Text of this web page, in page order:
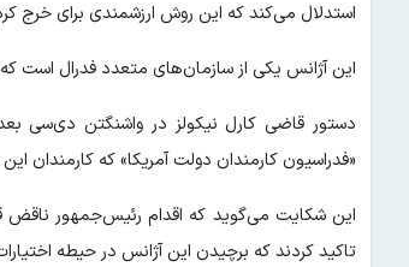
استدلال می‌کند که این روش ارزشمندی برای خرج
این آژانس یکی از سازمان‌های متعدد فدرال است
دستور قاضی کارل نیکولز در واشنگتن دی‌سی
«فدراسیون کارمندان دولت آمریکا» که کارمندان
این شکایت می‌گوید که اقدام رئیس‌جمهور ناقض
تاکید کردند که برچیدن این آژانس در حیطه